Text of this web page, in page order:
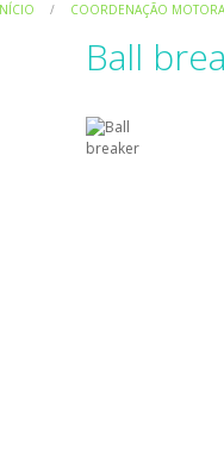
/ COORDENAÇÃO MOTORA
Ball